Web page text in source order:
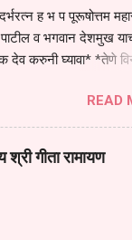
ह भ प पूरूषोत्तम
व भगवान देशमुख
करुनी घ्यावा* *तेणे
आपंण जिवंत आहोत
काळात वारकरी
कोरोना ने मानवी
ही त्याच्यासाठी खूप
READ
गीता रामायण